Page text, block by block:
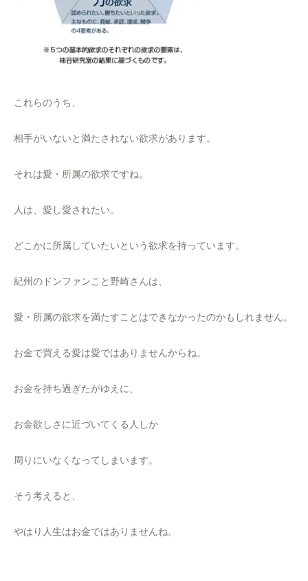
これらのうち、
相手がいないと満たされない欲求があります。
それは愛・所属の欲求ですね。
人は、愛し愛されたい。
どこかに所属していたいという欲求を持っています。
紀州のドンファンこと野崎さんは、
愛・所属の欲求を満たすことはできなかったのかもしれません。
お金で買える愛は愛ではありませんからね。
お金を持ち過ぎたがゆえに、
お金欲しさに近づいてくる人しか
周りにいなくなってしまいます。
そう考えると、
やはり人生はお金ではありませんね。